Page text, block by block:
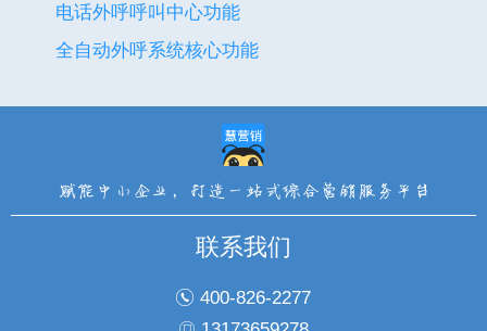
电话外呼呼叫中心功能
全自动外呼系统核心功能
联系我们
400-826-2277